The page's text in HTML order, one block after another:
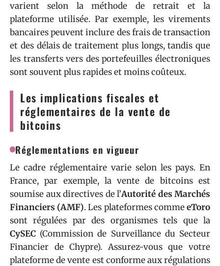
varient selon la méthode de retrait et la
plateforme utilisée. Par exemple, les virements
bancaires peuvent inclure des frais de transaction
et des délais de traitement plus longs, tandis que
les transferts vers des portefeuilles électroniques
sont souvent plus rapides et moins coûteux.
Les implications fiscales et
réglementaires de la vente de
bitcoins
Réglementations en vigueur
Le cadre réglementaire varie selon les pays. En
France, par exemple, la vente de bitcoins est
soumise aux directives de l’Autorité des Marchés
Financiers (AMF). Les plateformes commeeToro
sont régulées par des organismes tels que la
CySEC (Commission de Surveillance du Secteur
Financier de Chypre). Assurez-vous que votre
plateforme de vente est conforme aux régulations